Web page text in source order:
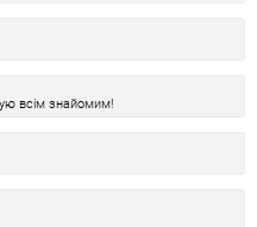
всім знайомим!